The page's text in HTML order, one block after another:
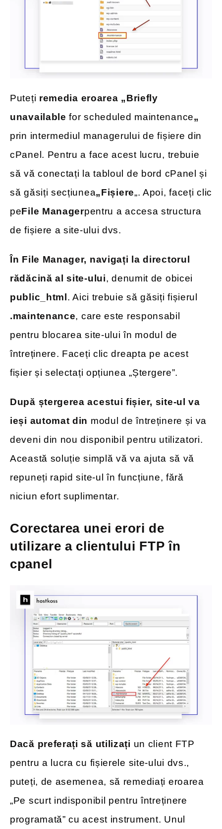
Puteți remedia eroarea „Briefly
unavailable for scheduled maintenance„
prin intermediul managerului de fișiere din
cPanel. Pentru a face acest lucru, trebuie
să vă conectați la tabloul de bord cPanel și
să găsiți secțiunea„Fișiere„. Apoi, faceți clic
peFile Managerpentru a accesa structura
de fișiere a site-ului dvs.
În File Manager, navigați la directorul
rădăcină al site-ului, denumit de obicei
public_html . Aici trebuie să găsiți fișierul
.maintenance, care este responsabil
pentru blocarea site-ului în modul de
întreținere. Faceți clic dreapta pe acest
fișier și selectați opțiunea „Ștergere”.
După ștergerea acestui fișier, site-ul va
ieși automat din modul de întreținere și va
deveni din nou disponibil pentru utilizatori.
Această soluție simplă vă va ajuta să vă
repuneți rapid site-ul în funcțiune, fără
niciun efort suplimentar.
Corectarea unei erori de
utilizare a clientului FTP în
cpanel
Dacă preferați să utilizați un client FTP
pentru a lucra cu fișierele site-ului dvs.,
puteți, de asemenea, să remediați eroarea
„Pe scurt indisponibil pentru întreținere
programată” cu acest instrument. Unul